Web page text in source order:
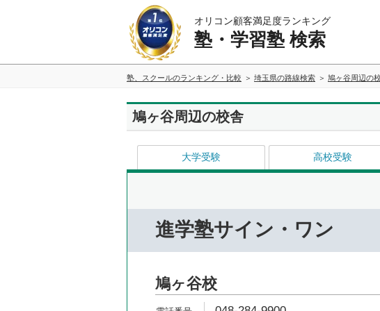
オリコン顧客満足度ランキング
塾・学習塾 検索
塾、スクールのランキング・比較 埼玉県の路線検索 鳩ヶ谷周辺の
鳩ヶ谷周辺の校舎
大学受験 高校受験
進学塾サイン・ワン
鳩ヶ谷校